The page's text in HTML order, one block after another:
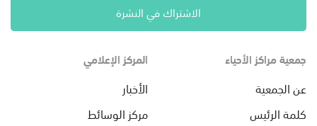
الاشتراك في النشرة
جمعية مراكز الأحياء
عن الجمعية
كلمة الرئيس
المركز الإعلامي
الأخبار
مركز الوسائط